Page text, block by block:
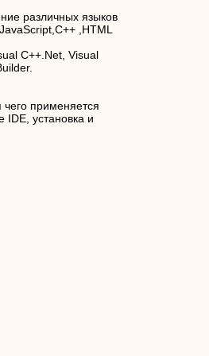
различных языков
,HTML
C++.Net, Visual
применяется
IDE, установка и